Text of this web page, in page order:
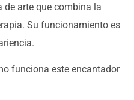
de arte que combina la
Su funcionamiento es
funciona este encantador